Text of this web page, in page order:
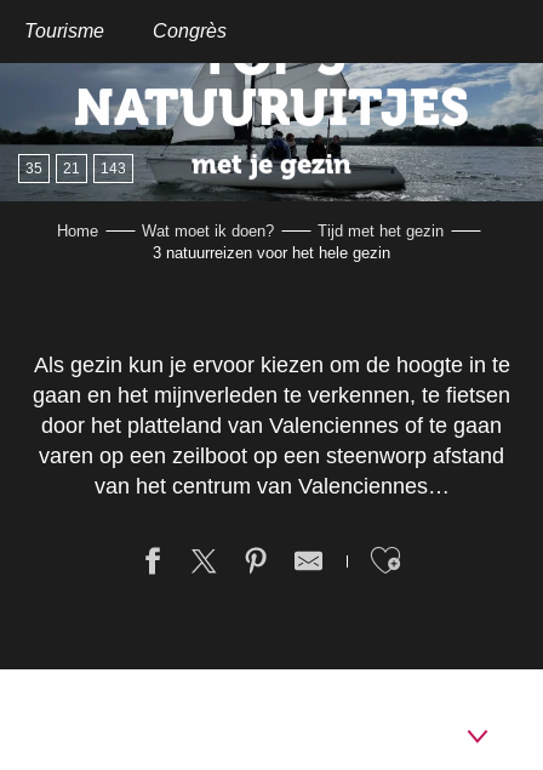
Tourisme CongrèsTOP 3
NATUURUITJES
met je gezin
35 21 143
Home Wat moet ik doen?
Tijd met het gezin
3 natuurreizen voor het hele gezin
Als gezin kun je ervoor kiezen om de hoogte in te
gaan en het mijnverleden te verkennen, te fietsen
door het platteland van Valenciennes of te gaan
varen op een zeilboot op een steenworp afstand
van het centrum van Valenciennes…
Ajouter